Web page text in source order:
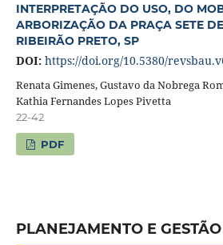
INTERPRETAÇÃO DO USO, DO
ARBORIZAÇÃO DA PRAÇA SETE
RIBEIRÃO PRETO, SP
DOI: https://doi.org/10.5380/
Renata Gimenes, Gustavo da Nobrega
Kathia Fernandes Lopes Pivetta
22-42
PDF
PLANEJAMENTO E